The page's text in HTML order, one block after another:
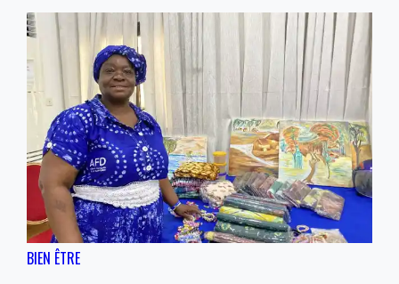
BIEN ÊTRE